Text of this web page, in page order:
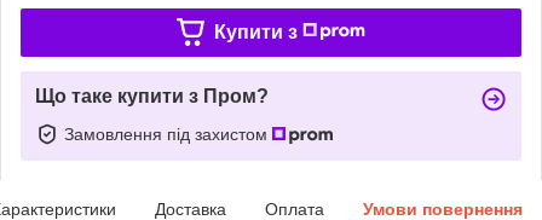
Купити з
Що таке купити з Пром?
Замовлення під захистом
Доставка Оплата Умови повернення